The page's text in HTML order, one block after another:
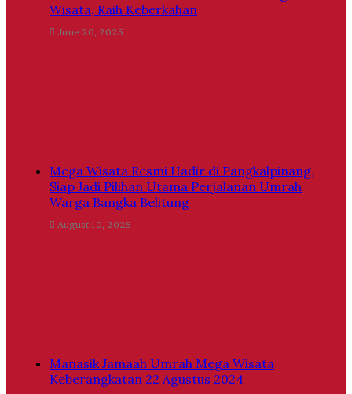
Wisata, Raih Keberkahan
June 20, 2025
Mega Wisata Resmi Hadir di Pangkalpinang,
Siap Jadi Pilihan Utama Perjalanan Umrah
Warga Bangka Belitung
August 10, 2025
Manasik Jamaah Umrah Mega Wisata
Keberangkatan 22 Agustus 2024